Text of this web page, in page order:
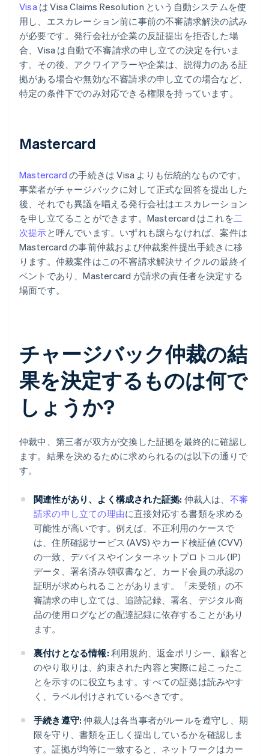
Visaは Visa Claims Resolution という自動システムを使
用し、エスカレーション前に事前の不審請求解決の試み
が必要です。発行会社が企業の反証提出を拒否した場
合、Visa は自動で不審請求の申し立ての決定を行いま
す。その後、アクワイアラーや企業は、説得力のある証
拠がある場合や無効な不審請求の申し立ての場合など、
特定の条件下でのみ対応できる権限を持っています。
Mastercard
Mastercard の手続きは Visa よりも伝統的なものです。
事業者がチャージバックに対して正式な回答を提出した
後、それでも異議を唱える発行会社はエスカレーション
を申し立てることができます。Mastercard はこれを二
次提示と呼んでいます。いずれも譲らなければ、案件は
Mastercard の事前仲裁および仲裁案件提出手続きに移
ります。仲裁案件はこの不審請求解決サイクルの最終イ
ベントであり、Mastercard が請求の責任者を決定する
場面です。
チャージバック仲裁の結
果を決定するものは何で
しょうか?
仲裁中、第三者が双方が交換した証拠を最終的に確認し
ます。結果を決めるために求められるのは以下の通りで
す。
関連性があり、よく構成された証拠: 仲裁人は、 不審
請求の申し立ての理由に直接対応する書類を求める
可能性が高いです。例えば、不正利用のケースで
は、住所確認サービス (AVS) やカード検証値 (CVV)
の一致、デバイスやインターネットプロトコル (IP)
データ、署名済み領収書など、カード会員の承認の
証明が求められることがあります。「未受領」の不
審請求の申し立ては、追跡記録、署名、デジタル商
品の使用ログなどの配達記録に依存することがあり
ます。
裏付けとなる情報: 利用規約、返金ポリシー、顧客と
のやり取りは、約束された内容と実際に起こったこ
とを示すのに役立ちます。すべての証拠は読みやす
く、ラベル付けされているべきです。
手続き遵守: 仲裁人は各当事者がルールを遵守し、期
限を守り、書類を正しく提出しているかを確認しま
す。証拠が均等に一致すると、ネットワークはカー